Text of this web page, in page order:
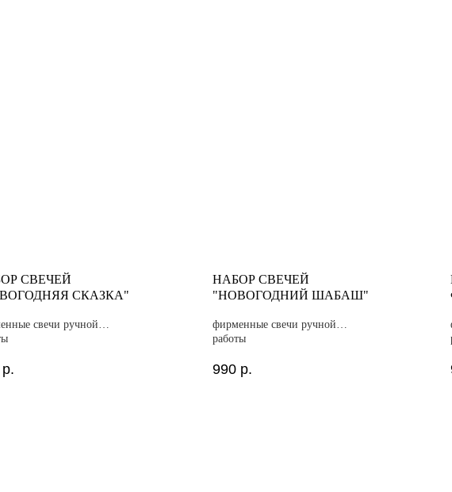
СВЕЧЕЙ
СКАЗКА"
свечи ручной
р.
НАБОР СВЕЧЕЙ
"НОВОГОДНИЙ ШАБАШ"
фирменные свечи ручной
работы
990 р.